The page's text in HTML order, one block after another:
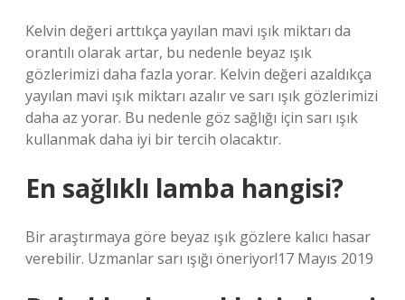
Kelvin değeri arttıkça yayılan mavi ışık miktarı da
orantılı olarak artar, bu nedenle beyaz ışık
gözlerimizi daha fazla yorar. Kelvin değeri azaldıkça
yayılan mavi ışık miktarı azalır ve sarı ışık gözlerimizi
daha az yorar. Bu nedenle göz sağlığı için sarı ışık
kullanmak daha iyi bir tercih olacaktır.
En sağlıklı lamba hangisi?
Bir araştırmaya göre beyaz ışık gözlere kalıcı hasar
verebilir. Uzmanlar sarı ışığı öneriyor!17 Mayıs 2019